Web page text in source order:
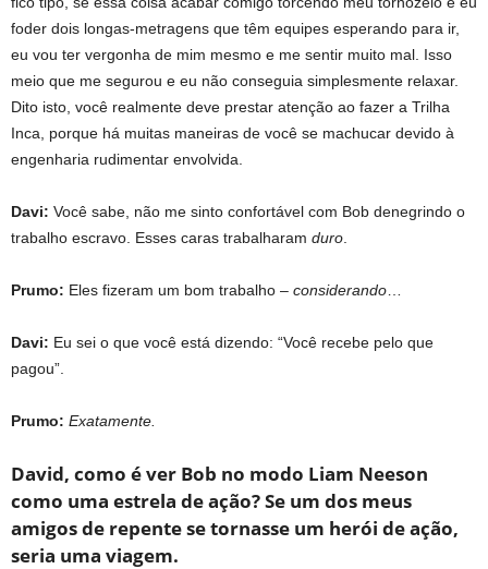
foder dois longas-metragens que têm equipes esperando para ir,
eu vou ter vergonha de mim mesmo e me sentir muito mal. Isso
meio que me segurou e eu não conseguia simplesmente relaxar.
Dito isto, você realmente deve prestar atenção ao fazer a Trilha
Inca, porque há muitas maneiras de você se machucar devido à
engenharia rudimentar envolvida.
Davi: Você sabe, não me sinto confortável com Bob denegrindo o
trabalho escravo. Esses caras trabalharam duro
Prumo: Eles fizeram um bom trabalho – considerando
Davi: Eu sei o que você está dizendo: “Você recebe pelo que
pagou”.
Prumo: Exatamente.
David, como é ver Bob no modo Liam Neeson
como uma estrela de ação? Se um dos meus
amigos de repente se tornasse um herói de ação,
seria uma viagem.